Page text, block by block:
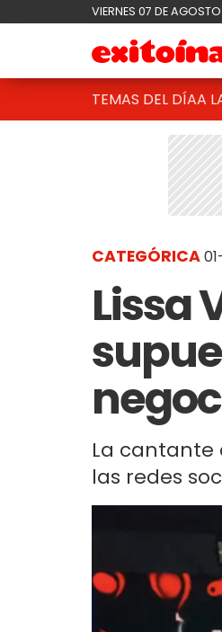
VIERNES 07 DE
TEMAS DEL DÍAA
CATEGÓRICA
Lissa
La cantante
las redes